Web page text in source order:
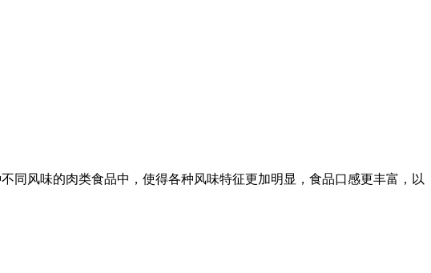
同风味的肉类食品中，使得各种风味特征更加明显，食品口感更丰富，以